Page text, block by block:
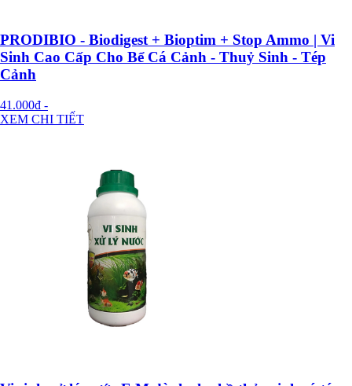
PRODIBIO - Biodigest + Bioptim + Stop Ammo | Vi
Sinh Cao Cấp Cho Bể Cá Cảnh - Thuỷ Sinh - Tép
Cảnh
41.000đ -
XEM CHI TIẾT